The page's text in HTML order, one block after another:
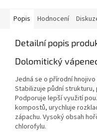
Popis Hodnocení
Detailní popis
Dolomitický
Jedná se o přírodní
Stabilizuje půdní
Podporuje lepší využití
kompostů, urychluje
zápachu. Vysoký obsah
chlorofylu.